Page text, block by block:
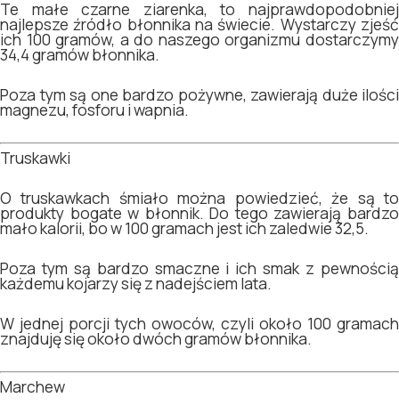
Te małe czarne ziarenka, to najprawdopodobniej
najlepsze źródło błonnika na świecie. Wystarczy zjeść
ich 100 gramów, a do naszego organizmu dostarczymy
34,4 gramów błonnika.
Poza tym są one bardzo pożywne, zawierają duże ilości
magnezu, fosforu i wapnia.
Truskawki
O truskawkach śmiało można powiedzieć, że są to
produkty bogate w błonnik. Do tego zawierają bardzo
mało kalorii, bo w 100 gramach jest ich zaledwie 32,5.
Poza tym są bardzo smaczne i ich smak z pewnością
każdemu kojarzy się z nadejściem lata.
W jednej porcji tych owoców, czyli około 100 gramach
znajduję się około dwóch gramów błonnika.
Marchew